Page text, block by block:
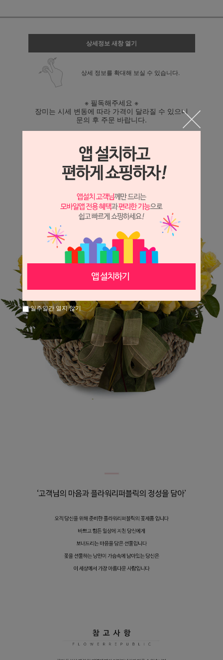
상세정보 새창 열기
상세 정보를 확대해 보실 수 있습니다.
※ 필독해주세요 ※
장미는 시세 변동에 따라 가격이 달라질 수 있으니
문의 후 주문 바랍니다.
일주일간 열지 않기